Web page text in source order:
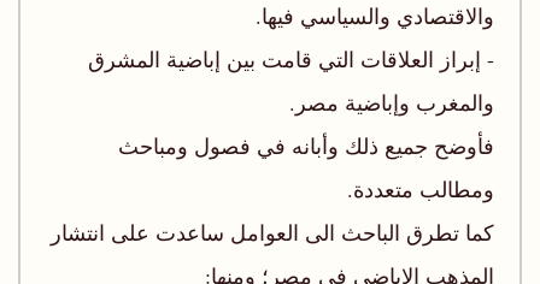
والاقتصادي والسياسي فيها.
- إبراز العلاقات التي قامت بين إباضية المشرق
والمغرب وإباضية مصر.
فأوضح جميع ذلك وأبانه في فصول ومباحث
ومطالب متعددة.
كما تطرق الباحث الى العوامل ساعدت على انتشار
المذهب الإباضي في مصر؛ ومنها: